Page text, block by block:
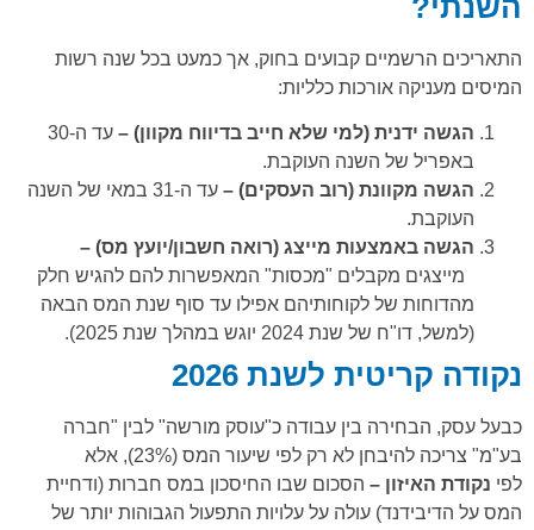
השנתי?
התאריכים הרשמיים קבועים בחוק, אך כמעט בכל שנה רשות
המיסים מעניקה אורכות כלליות:
הגשה ידנית (למי שלא חייב בדיווח מקוון) –
עד ה-30
באפריל של השנה העוקבת.
הגשה מקוונת (רוב העסקים) –
עד ה-31 במאי של השנה
העוקבת.
הגשה באמצעות מייצג (רואה חשבון/יועץ מס) –
מייצגים מקבלים "מכסות" המאפשרות להם להגיש חלק
מהדוחות של לקוחותיהם אפילו עד סוף שנת המס הבאה
(למשל, דו"ח של שנת 2024 יוגש במהלך שנת 2025).
נקודה קריטית לשנת 2026
כבעל עסק, הבחירה בין עבודה כ"עוסק מורשה" לבין "חברה
בע"מ" צריכה להיבחן לא רק לפי שיעור המס (23%), אלא
לפי נקודת האיזון – הסכום שבו החיסכון במס חברות (ודחיית
המס על הדיבידנד) עולה על עלויות התפעול הגבוהות יותר של